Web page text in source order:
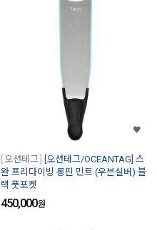
오션테그
[오션테그/OCEANTAG] 스
완 프리다이빙 롱핀 민트 (우븐실버) 블
랙 풋포켓
450,000원